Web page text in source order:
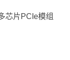
芯片PCIe模组